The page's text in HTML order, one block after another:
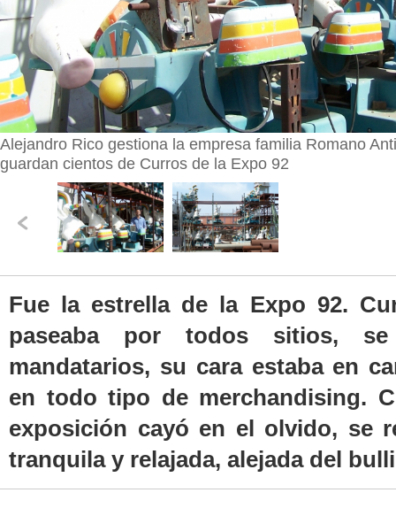
Alejandro Rico gestiona la empresa familia Romano
guardan cientos de Curros de la Expo 92
Fue la estrella de la Expo 92.
paseaba por todos sitios,
mandatarios, su cara estaba en
en todo tipo de merchandising.
exposición cayó en el olvido, se
tranquila y relajada, alejada del